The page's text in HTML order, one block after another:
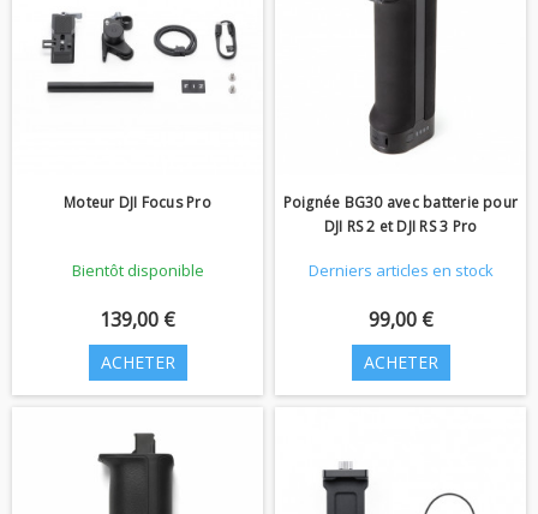
Moteur DJI Focus Pro
Bientôt disponible
139,00 €
ACHETER
Poignée BG30 avec batterie pour
DJI RS 2 et DJI RS 3 Pro
Derniers articles en stock
99,00 €
ACHETER